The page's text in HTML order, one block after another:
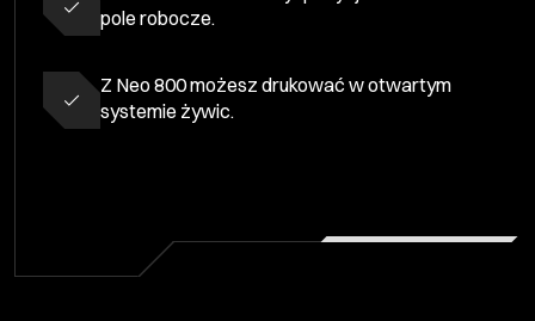
pole robocze.
Z Neo 800 możesz drukować w otwartym
systemie żywic.